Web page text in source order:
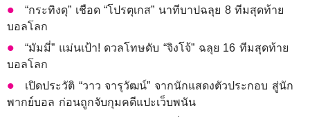
“กระทิงดุ” เชือด “โปรตุเกส” นาทีบาปฉลุย 8 ทีมสุดท้าย
บอลโลก
“มัมมี่” แม่นเป้า! ดวลโทษดับ “จิงโจ้” ฉลุย 16 ทีมสุดท้าย
บอลโลก
เปิดประวัติ “วาว จารุวัฒน์” จากนักแสดงตัวประกอบ สู่นัก
พากย์บอล ก่อนถูกจับกุมคดีแปะเว็บพนัน